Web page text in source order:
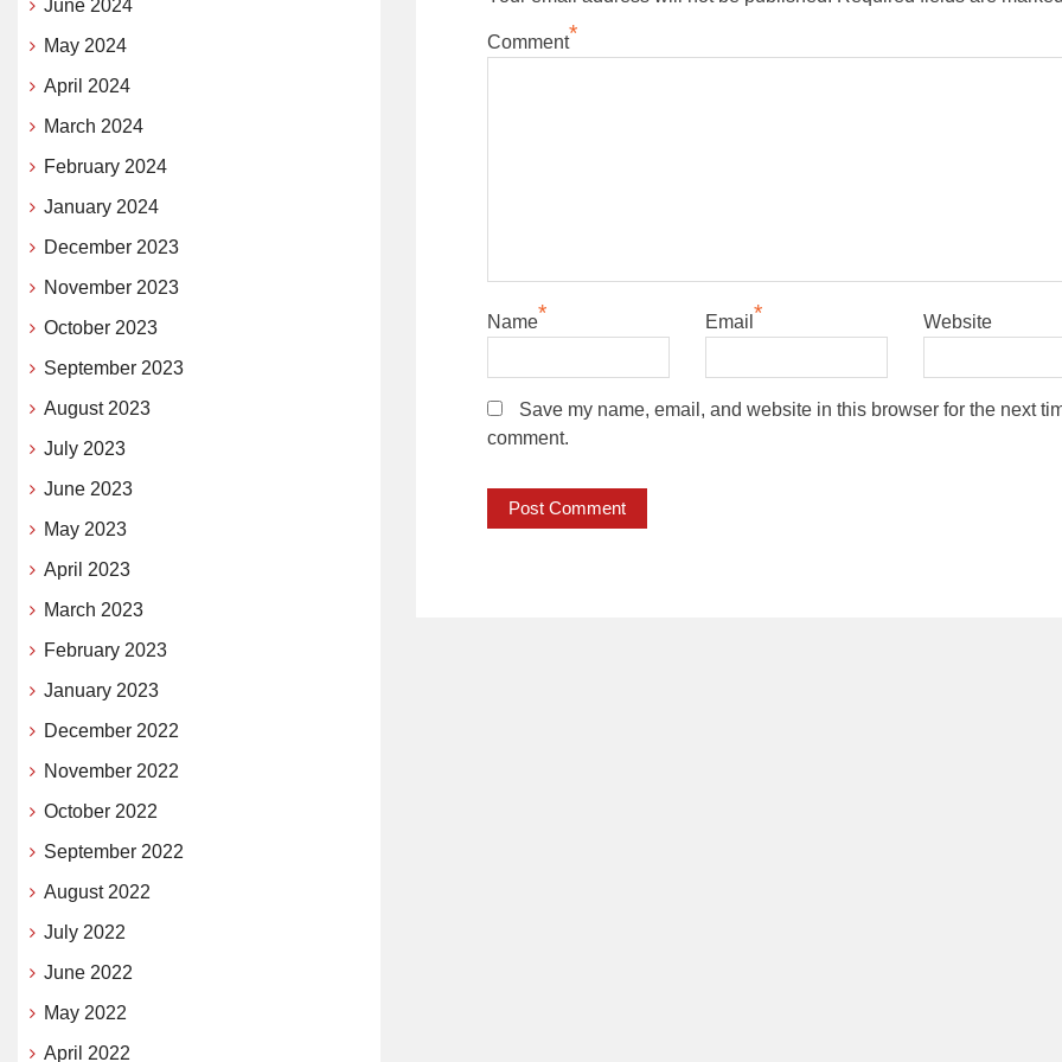
Comment*
Name* Email * Website
Save my name, email, and website in this browser for the next
comment.
June 2024
May 2024
April 2024
March 2024
February 2024
January 2024
December 2023
November 2023
October 2023
September 2023
August 2023
July 2023
June 2023
May 2023
April 2023
March 2023
February 2023
January 2023
December 2022
November 2022
October 2022
September 2022
August 2022
July 2022
June 2022
May 2022
April 2022